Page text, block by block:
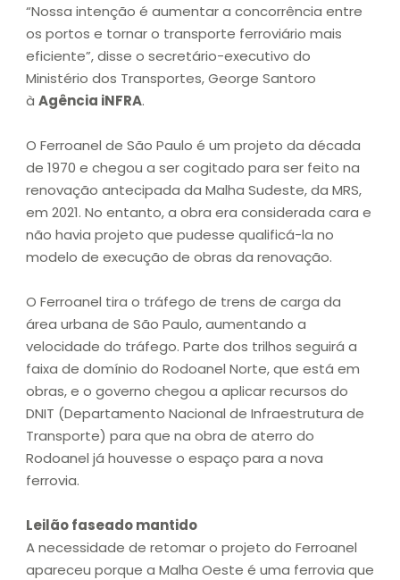
“Nossa intenção é aumentar a concorrência entre
os portos e tornar o transporte ferroviário mais
eficiente”, disse o secretário-executivo do
Ministério dos Transportes, George Santoro
à Agência iNFRA.
O Ferroanel de São Paulo é um projeto da década
de 1970 e chegou a ser cogitado para ser feito na
renovação antecipada da Malha Sudeste, da MRS,
em 2021. No entanto, a obra era considerada cara e
não havia projeto que pudesse qualificá-la no
modelo de execução de obras da renovação.
O Ferroanel tira o tráfego de trens de carga da
área urbana de São Paulo, aumentando a
velocidade do tráfego. Parte dos trilhos seguirá a
faixa de domínio do Rodoanel Norte, que está em
obras, e o governo chegou a aplicar recursos do
DNIT (Departamento Nacional de Infraestrutura de
Transporte) para que na obra de aterro do
Rodoanel já houvesse o espaço para a nova
ferrovia.
Leilão faseado mantido
A necessidade de retomar o projeto do Ferroanel
apareceu porque a Malha Oeste é uma ferrovia que